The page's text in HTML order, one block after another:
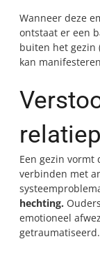
Wanneer deze
ontstaat er een
buiten het gezin
kan
Een gezin vormt
verbinden met
hechting.
emotioneel
getraumatiseerd.